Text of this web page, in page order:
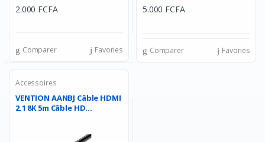
2.000 FCFA
Comparer Favories
5.000 FCFA
Comparer Favories
Accessoires
VENTION AANBJ Câble HDMI
2.1 8K 5m Câble HD...